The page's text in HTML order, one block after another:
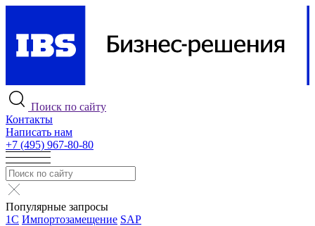
Поиск по сайту
Контакты
Написать нам
+7 (495) 967-80-80
Популярные запросы
1С Импортозамещение SAP